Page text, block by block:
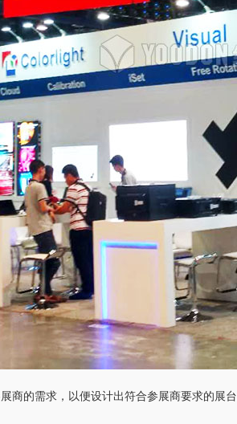
的需求，以便设计出符合参展商要求的展